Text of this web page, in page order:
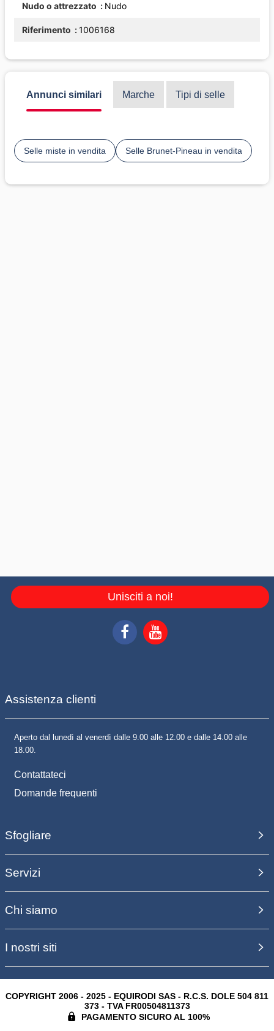
Nudo o attrezzato Nudo
Riferimento 1006168
Annunci similari Marche Tipi di selle
Selle miste in vendita Selle Brunet-Pineau in vendita
Unisciti a noi!
Assistenza clienti
Aperto dal lunedì al venerdì dalle 9.00 alle 12.00 e dalle 14.00 alle
18.00.
Contattateci
Domande frequenti
Sfogliare
Servizi
Chi siamo
I nostri siti
COPYRIGHT 2006 - 2025 - EQUIRODI SAS - R.C.S. DOLE 504 811
373 - TVA FR00504811373
PAGAMENTO SICURO AL 100%